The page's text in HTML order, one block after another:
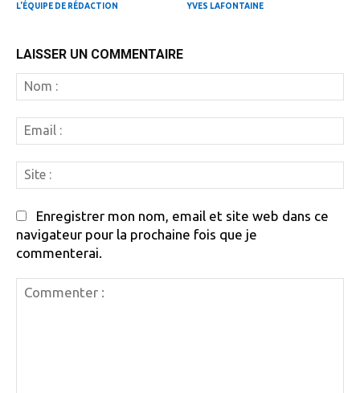
L'ÉQUIPE DE RÉDACTION YVES LAFONTAINE
LAISSER UN COMMENTAIRE
:
:
:
Enregistrer mon nom, email et site web dans ce
navigateur pour la prochaine fois que je
commenterai.